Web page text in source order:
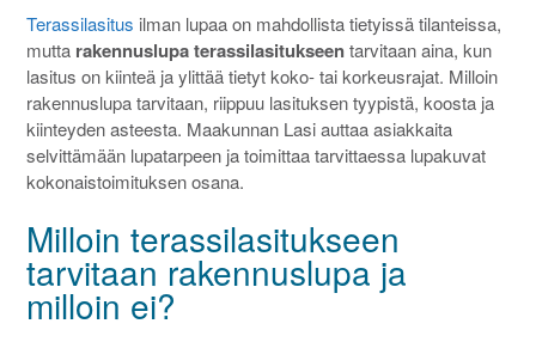
Terassilasitus ilman lupaa on mahdollista tietyissä tilanteissa,
mutta rakennuslupa terassilasitukseentarvitaan aina, kun
lasitus on kiinteä ja ylittää tietyt koko- tai korkeusrajat. Milloin
rakennuslupa tarvitaan, riippuu lasituksen tyypistä, koosta ja
kiinteyden asteesta. Maakunnan Lasi auttaa asiakkaita
selvittämään lupatarpeen ja toimittaa tarvittaessa lupakuvat
kokonaistoimituksen osana.
Milloin terassilasitukseen
tarvitaan rakennuslupa ja
milloin ei?